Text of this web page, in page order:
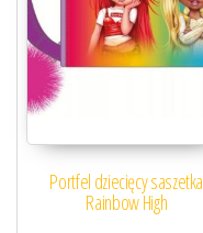
Portfel dziecięcy saszetka
Rainbow High